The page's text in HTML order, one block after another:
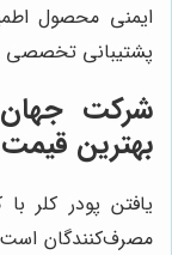
ایمنی محصول
پشتیبانی تخصصی
شرکت جهان
بهترین قیمت
یافتن پودر کلر
مصرف‌کنندگان